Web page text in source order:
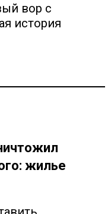
вор с
история
жилье